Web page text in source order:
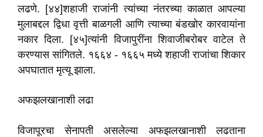
लढणे. [४४]शहाजी राजांनी त्यांच्या नंतरच्या काळात आपल्या
मुलाबद्दल द्विधा वृत्ती बाळगली आणि त्याच्या बंडखोर कारवायांना
नकार दिला. [४५]त्यांनी विजापुरींना शिवाजीबरोबर वाटेल ते
करण्यास सांगितले. १६६४ - १६६५ मध्ये शहाजी राजांचा शिकार
अपघातात मृत्यू झाला.
अफझलखानाशी लढा
विजापूरचा सेनापती असलेल्या अफझलखानाशी लढताना